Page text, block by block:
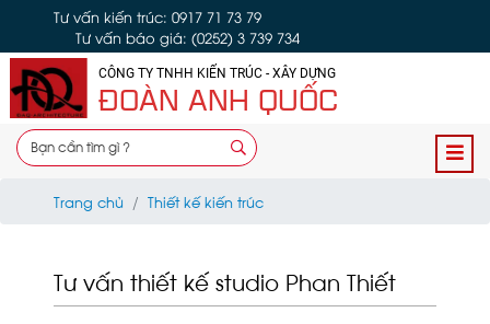
Tư vấn kiến trúc: 0917 71 73 79
Tư vấn báo giá: (0252) 3 739 734
CÔNG TY TNHH KIẾN TRÚC - XÂY DỰNG
ĐOÀN ANH QUỐC
Trang chủ Thiết kế kiến trúc
Tư vấn thiết kế studio Phan Thiết